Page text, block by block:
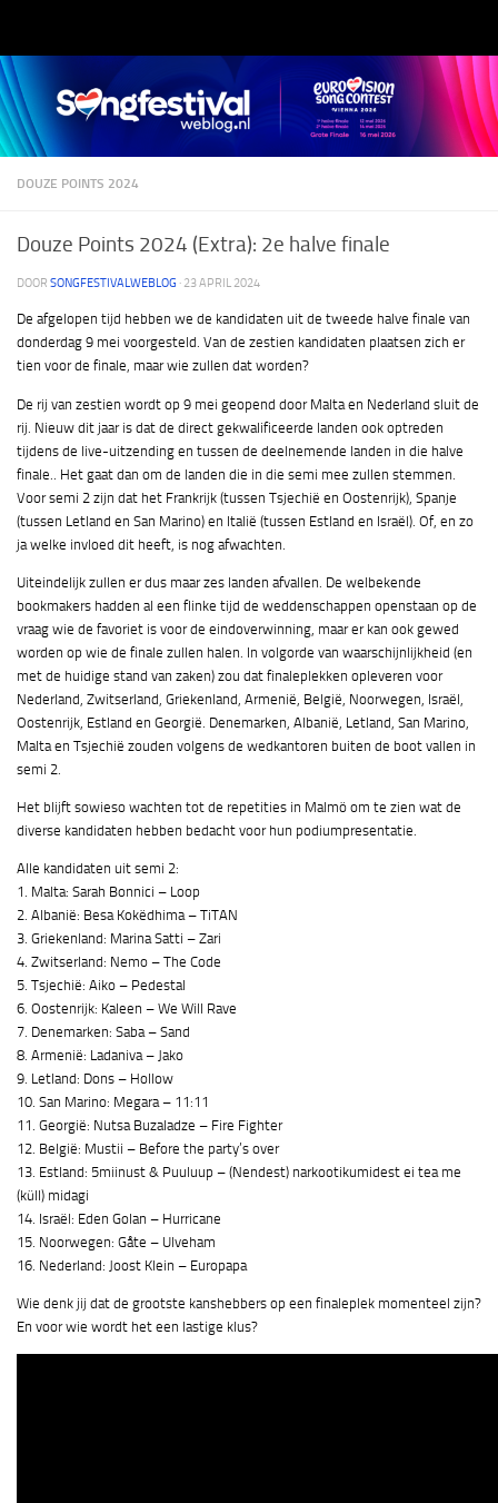
DOUZE POINTS 2024
Douze Points 2024 (Extra): 2e halve finale
DOOR SONGFESTIVALWEBLOG · 23 APRIL 2024
De afgelopen tijd hebben we de kandidaten uit de tweede halve finale van
donderdag 9 mei voorgesteld. Van de zestien kandidaten plaatsen zich er
tien voor de finale, maar wie zullen dat worden?
De rij van zestien wordt op 9 mei geopend door Malta en Nederland sluit de
rij. Nieuw dit jaar is dat de direct gekwalificeerde landen ook optreden
tijdens de live-uitzending en tussen de deelnemende landen in die halve
finale.. Het gaat dan om de landen die in die semi mee zullen stemmen.
Voor semi 2 zijn dat het Frankrijk (tussen Tsjechië en Oostenrijk), Spanje
(tussen Letland en San Marino) en Italië (tussen Estland en Israël). Of, en zo
ja welke invloed dit heeft, is nog afwachten.
Uiteindelijk zullen er dus maar zes landen afvallen. De welbekende
bookmakers hadden al een flinke tijd de weddenschappen openstaan op de
vraag wie de favoriet is voor de eindoverwinning, maar er kan ook gewed
worden op wie de finale zullen halen. In volgorde van waarschijnlijkheid (en
met de huidige stand van zaken) zou dat finaleplekken opleveren voor
Nederland, Zwitserland, Griekenland, Armenië, België, Noorwegen, Israël,
Oostenrijk, Estland en Georgië. Denemarken, Albanië, Letland, San Marino,
Malta en Tsjechië zouden volgens de wedkantoren buiten de boot vallen in
semi 2.
Het blijft sowieso wachten tot de repetities in Malmö om te zien wat de
diverse kandidaten hebben bedacht voor hun podiumpresentatie.
Alle kandidaten uit semi 2:
1. Malta: Sarah Bonnici – Loop
2. Albanië: Besa Kokëdhima – TiTAN
3. Griekenland: Marina Satti – Zari
4. Zwitserland: Nemo – The Code
5. Tsjechië: Aiko – Pedestal
6. Oostenrijk: Kaleen – We Will Rave
7. Denemarken: Saba – Sand
8. Armenië: Ladaniva – Jako
9. Letland: Dons – Hollow
10. San Marino: Megara – 11:11
11. Georgië: Nutsa Buzaladze – Fire Fighter
12. België: Mustii – Before the party’s over
13. Estland: 5miinust & Puuluup – (Nendest) narkootikumidest ei tea me
(küll) midagi
14. Israël: Eden Golan – Hurricane
15. Noorwegen: Gåte – Ulveham
16. Nederland: Joost Klein – Europapa
Wie denk jij dat de grootste kanshebbers op een finaleplek momenteel zijn?
En voor wie wordt het een lastige klus?